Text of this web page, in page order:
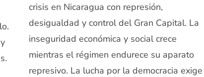
crisis en Nicaragua con represión,
desigualdad y control del Gran Capital. La
inseguridad económica y social crece
mientras el régimen endurece su aparato
represivo. La lucha por la democracia exige